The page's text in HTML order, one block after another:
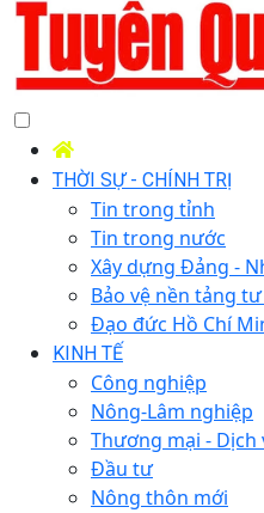
THỜI SỰ - CHÍNH TRỊ
Tin trong tỉnh
Tin trong nước
Xây dựng Đảng -
Bảo vệ nền tảng
Đạo đức Hồ Chí
KINH TẾ
Công nghiệp
Nông-Lâm nghiệp
Thương mại - Dịch
Đầu tư
Nông thôn mới